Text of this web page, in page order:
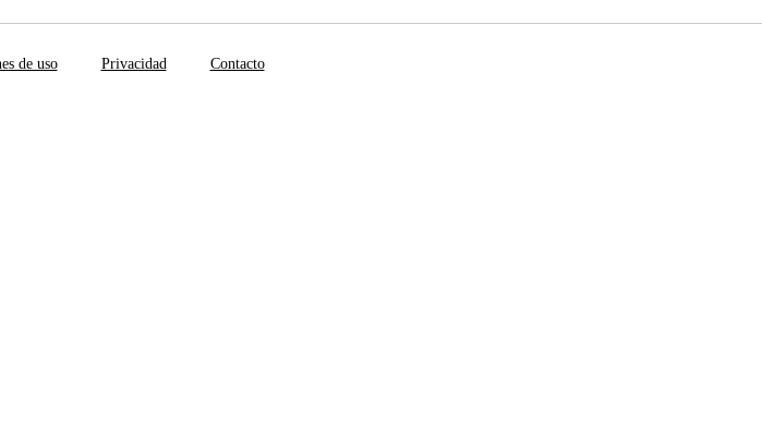
de uso Privacidad Contacto